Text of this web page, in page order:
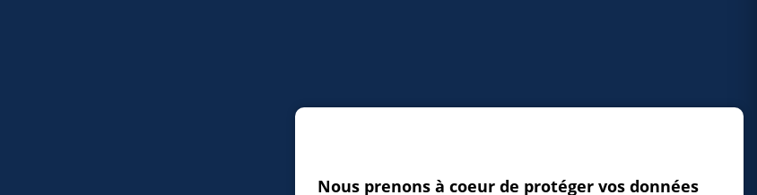
Nous prenons à coeur de protéger vos données